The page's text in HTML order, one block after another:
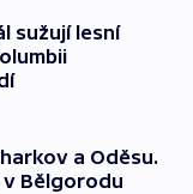
sužují lesní
a Oděsu.
v Bělgorodu